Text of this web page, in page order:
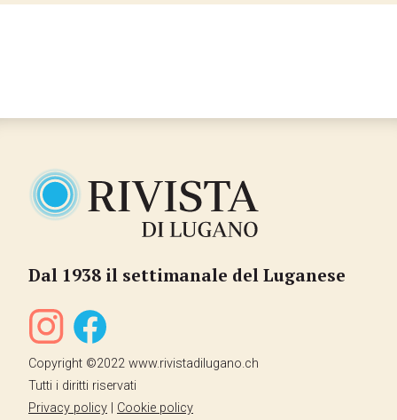
Dal 1938 il settimanale del Luganese
Copyright ©2022 www.rivistadilugano.ch
Tutti i diritti riservati
Privacy policy
Cookie policy